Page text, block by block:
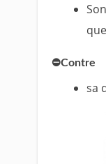
⛔Contre
sa